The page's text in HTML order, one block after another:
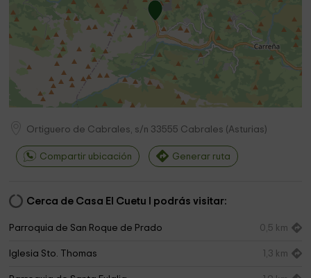
Ortiguero de Cabrales, s/n 33555 Cabrales (Asturias)
Compartir ubicación Generar ruta
Cerca de Casa El Cuetu I podrás visitar:
Parroquia de San Roque de Prado 0,5 km
Iglesia Sto. Thomas 1,3 km